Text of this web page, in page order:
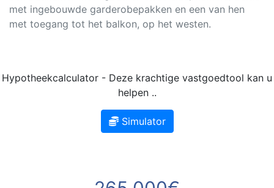
met ingebouwde garderobepakken en een van hen
met toegang tot het balkon, op het westen.
Hypotheekcalculator - Deze krachtige vastgoedtool kan u
helpen ..
Simulator